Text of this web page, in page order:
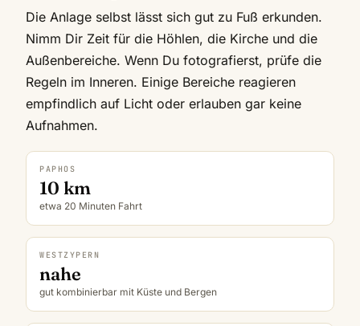
Die Anlage selbst lässt sich gut zu Fuß erkunden.
Nimm Dir Zeit für die Höhlen, die Kirche und die
Außenbereiche. Wenn Du fotografierst, prüfe die
Regeln im Inneren. Einige Bereiche reagieren
empfindlich auf Licht oder erlauben gar keine
Aufnahmen.
PAPHOS
10 km
etwa 20 Minuten Fahrt
WESTZYPERN
nahe
gut kombinierbar mit Küste und Bergen